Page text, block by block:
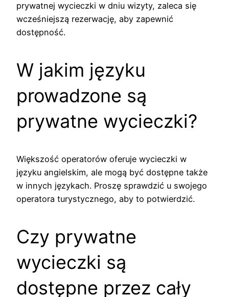
prywatnej wycieczki w dniu wizyty, zaleca się
wcześniejszą rezerwację, aby zapewnić
dostępność.
W jakim języku
prowadzone są
prywatne wycieczki?
Większość operatorów oferuje wycieczki w
języku angielskim, ale mogą być dostępne także
w innych językach. Proszę sprawdzić u swojego
operatora turystycznego, aby to potwierdzić.
Czy prywatne
wycieczki są
dostępne przez cały